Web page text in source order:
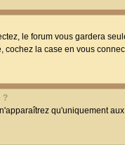
le forum vous gardera
la case en vous
?
qu'uniquement